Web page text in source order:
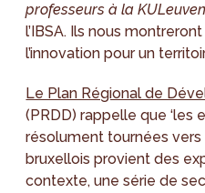
professeurs à la
l’IBSA. Ils nous
l’innovation pour un
Le Plan Régional de
(PRDD) rappelle que ‘les
résolument tournées vers
bruxellois provient des
contexte, une série de